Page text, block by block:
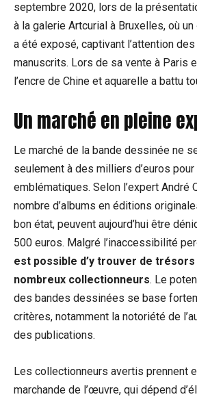
septembre 2020, lors de la
à la galerie Artcurial à Bruxelles, où
a été exposé, captivant l’attention
manuscrits. Lors de sa vente à Paris
l’encre de Chine et aquarelle a battu
Un marché en pleine
Le marché de la bande dessinée ne
seulement à des milliers d’euros
emblématiques. Selon l’expert André
nombre d’albums en éditions
bon état, peuvent aujourd’hui être
500 euros. Malgré l’inaccessibilité
est possible d’y trouver de
nombreux collectionneurs. Le
des bandes dessinées se base
critères, notamment la notoriété de
des publications.
Les collectionneurs avertis prennent
marchande de l’œuvre, qui dépend